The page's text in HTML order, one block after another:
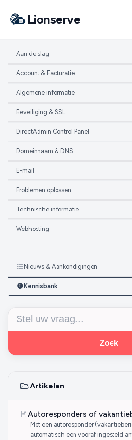
Lionserve
Aan de slag
Account & Facturatie
Algemene informatie
Beveiliging & SSL
DirectAdmin Control Panel
Domeinnaam & DNS
E-mail
Problemen oplossen
Technische informatie
Webhosting
Nieuws & Aankondigingen
Kennisbank
Zoek
Artikelen
Autoresponders of
Met een autoresponder
automatisch een vooraf ingesteld